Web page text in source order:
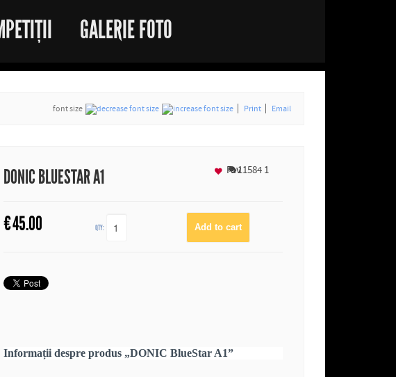
GALERIE FOTO
font size Print Email
DONIC BLUESTAR A1 115841
€45.00 QTY:
Fav
Informații despre produs „DONIC BlueStar A1”